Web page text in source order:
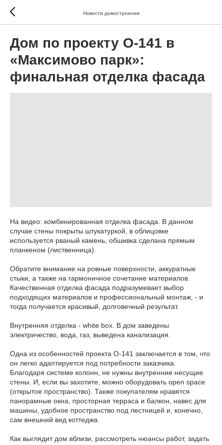
Новости домостроения
Дом по проекту О-141 в
«Максимово парк»:
финальная отделка фасада
На видео: комбинированная отделка фасада. В данном
случае стены покрыты штукатуркой, в облицовке
используется рваный камень, обшивка сделана прямым
планкеном (лиственница).
Обратите внимание на ровные поверхности, аккуратные
стыки, а также на гармоничное сочетание материалов.
Качественная отделка фасада подразумевает выбор
подходящих материалов и профессиональный монтаж, - и
тогда получается красивый, долговечный результат.
Внутренняя отделка - white box. В дом заведены
электричество, вода, газ, выведена канализация.
Одна из особенностей проекта О-141 заключается в том, что
он легко адаптируется под потребности заказчика.
Благодаря системе колонн, не нужны внутренние несущие
стены. И, если вы захотите, можно оборудовать open space
(открытое пространство). Также покупателям нравятся
панорамные окна, просторная терраса и балкон, навес для
машины, удобное пространство под лестницей и, конечно,
сам внешний вид коттеджа.
Как выглядит дом вблизи, рассмотреть нюансы работ, задать